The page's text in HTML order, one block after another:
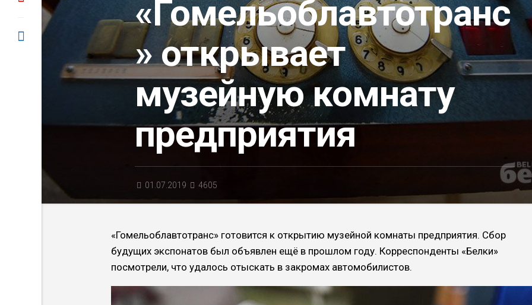
«Гомельоблавтотранс
» открывает
музейную комнату
предприятия
01.07.2019 4605
«Гомельоблавтотранс» готовится к открытию музейной комнаты предприятия. Сбор
будущих экспонатов был объявлен ещё в прошлом году. Корреспонденты «Белки»
посмотрели, что удалось отыскать в закромах автомобилистов.